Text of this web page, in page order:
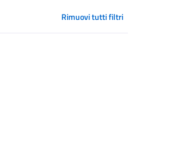
Rimuovi tutti filtri